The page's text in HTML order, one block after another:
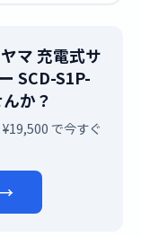
マ 充電式サ
SCD-S1P-
か？
で今すぐ
→